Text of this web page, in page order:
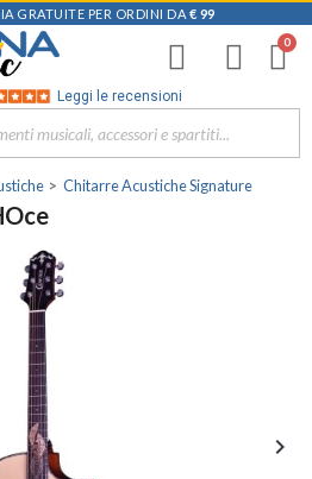
GRATUITE PER ORDINI DA € 99
Leggi le recensioni
Chitarre Acustiche Signature
